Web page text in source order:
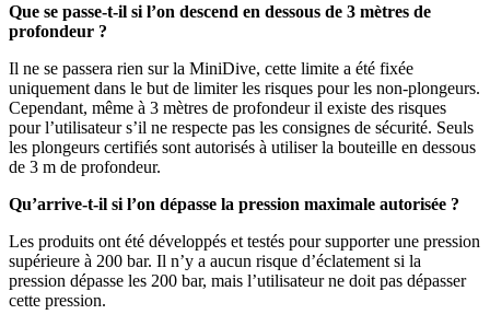
Que se passe-t-il si l’on descend en dessous de 3 mètres de
profondeur ?
Il ne se passera rien sur la MiniDive, cette limite a été fixée
uniquement dans le but de limiter les risques pour les non-plongeurs.
Cependant, même à 3 mètres de profondeur il existe des risques
pour l’utilisateur s’il ne respecte pas les consignes de sécurité. Seuls
les plongeurs certifiés sont autorisés à utiliser la bouteille en dessous
de 3 m de profondeur.
Qu’arrive-t-il si l’on dépasse la pression maximale autorisée ?
Les produits ont été développés et testés pour supporter une pression
supérieure à 200 bar. Il n’y a aucun risque d’éclatement si la
pression dépasse les 200 bar, mais l’utilisateur ne doit pas dépasser
cette pression.